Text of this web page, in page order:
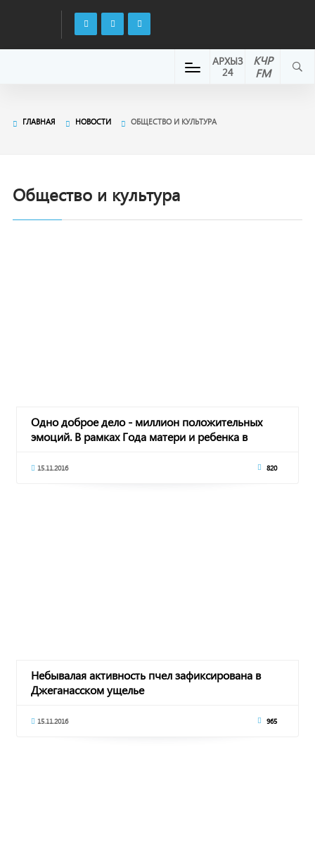
КЧР
FM
АРХЫЗ
24
ГЛАВНАЯ НОВОСТИ ОБЩЕСТВО И КУЛЬТУРА
Общество и культура
Одно доброе дело - миллион положительных
эмоций. В рамках Года матери и ребенка в
акция "День добрых дел"
15.11.2016 820
Небывалая активность пчел зафиксирована в
Джеганасском ущелье
15.11.2016 965